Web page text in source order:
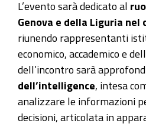
e-
intelligence-
territoriale
20
marzo
evento
a
L’evento sarà dedicato al
Genova e della Liguria
riunendo rappresentanti
economico, accademico e
dell’incontro sarà
dell’intelligence , intesa
analizzare le informazioni
decisioni, articolata in